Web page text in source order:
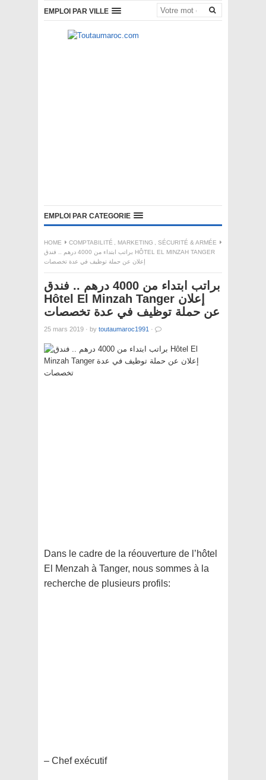
EMPLOI PAR VILLE
EMPLOI PAR CATEGORIE
HOME COMPTABILITÉ MARKETING
SÉCURITÉ & ARMÉE
براتب ابتداء من 4000 درهم .. فندق HÔTEL EL MINZAH TANGER
إعلان عن حملة توظيف في عدة تخصصات
براتب ابتداء من 4000 درهم .. فندق
Hôtel El Minzah Tanger إعلان
عن حملة توظيف في عدة تخصصات
25 mars 2019 · by toutaumaroc1991 ·
Dans le cadre de la réouverture de l’hôtel
El Menzah à Tanger, nous sommes à la
recherche de plusieurs profils:
– Chef exécutif